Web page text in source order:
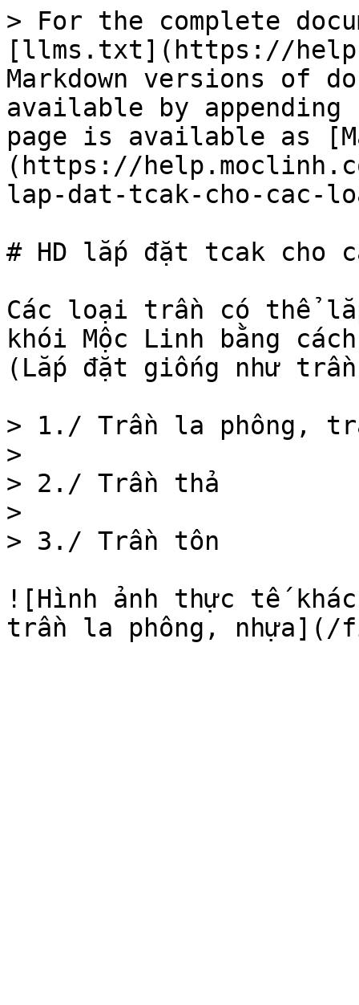
> For the complete
[llms.txt](https://
Markdown versions of
available by
page is available as
(https://
lap-dat-tcak-cho-cac-
# HD lắp đặt tcak cho
Các loại trần có thể
khói Mộc Linh bằng
(Lắp đặt giống như
> 1./ Trần la phông,
>
> 2./ Trần thả
>
> 3./ Trần tôn
![Hình ảnh thực tế